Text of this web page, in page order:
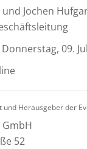
Jochen
Donnerstag, 09.
und Herausgeber der
52